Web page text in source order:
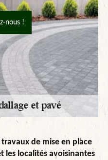
nous !
de mise en place
les localités avoisinantes